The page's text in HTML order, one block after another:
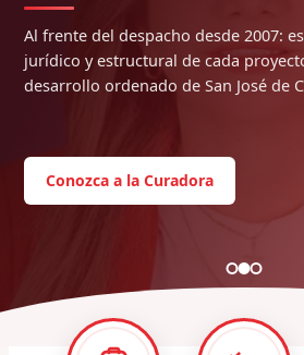
Al frente del despacho desde 2007:
jurídico y estructural de cada
desarrollo ordenado de San José de
Conozca a la Curadora